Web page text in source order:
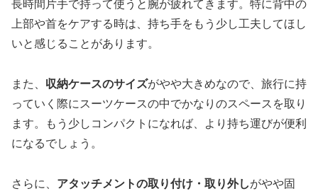
長時間片手で持って使うと腕が疲れてきます。特に背中の
上部や首をケアする時は、持ち手をもう少し工夫してほし
いと感じることがあります。
また、 収納ケースのサイズがやや大きめなので、旅行に持
っていく際にスーツケースの中でかなりのスペースを取り
ます。もう少しコンパクトになれば、より持ち運びが便利
になるでしょう。
さらに、 アタッチメントの取り付け・取り外しがやや固